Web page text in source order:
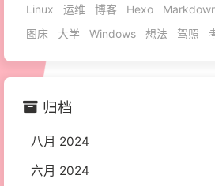
Linux 运维 博客 Hexo
图床
大学 Windows 想法 驾照
归档
八月 2024
六月 2024